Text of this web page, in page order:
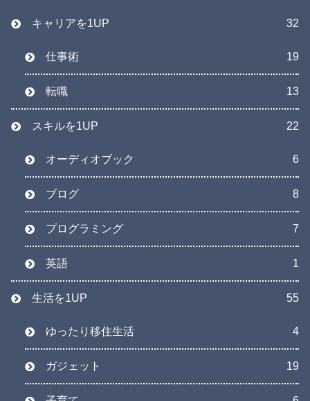
キャリアを1UP 32
仕事術 19
転職 13
スキルを1UP 22
オーディオブック 6
ブログ 8
プログラミング 7
英語 1
生活を1UP 55
ゆったり移住生活 4
ガジェット 19